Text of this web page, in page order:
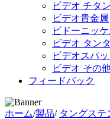
ビデオ チタ
ビデオ貴金属
ビドーニッ
ビデオ タン
ビデオスパ
ビデオ その
フィードバック
ホーム/製品/ タングステ